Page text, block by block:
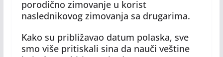
porodično zimovanje u korist
naslednikovog zimovanja sa drugarima.
Kako su približavao datum polaska, sve
smo više pritiskali sina da nauči veštine